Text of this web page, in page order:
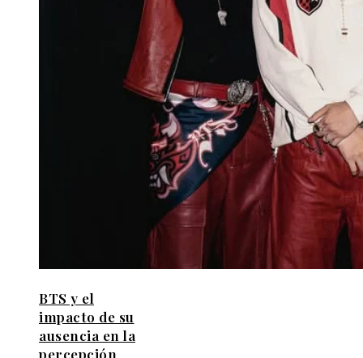
BTS y el
impacto de su
ausencia en la
percepción